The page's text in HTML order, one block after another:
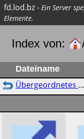
fd.lod.bz- Ein Server
Elemente.
Index von:
Dateiname
Übergeordnetes Verzeichnis